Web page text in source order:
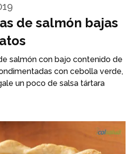
de salmón bajas
salmón con bajo contenido de
con cebolla verde,
un poco de salsa tártara